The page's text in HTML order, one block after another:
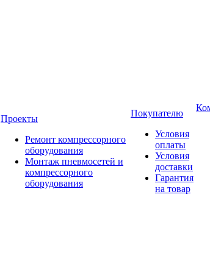
Проекты
Ремонт компрессорного
оборудования
Монтаж пневмосетей и
компрессорного
оборудования
Покупателю
Условия
оплаты
Условия
доставки
Гарантия
на товар